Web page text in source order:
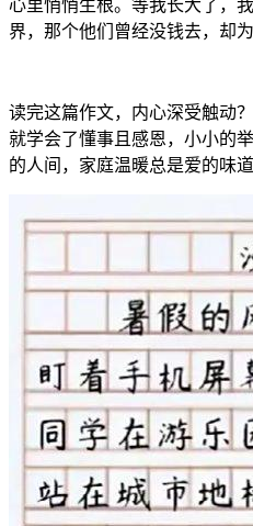
心里悄悄生根。等我长大了，
界，那个他们曾经没钱去，却
读完这篇作文，内心深受触动
就学会了懂事且感恩，小小的
的人间，家庭温暖总是爱的味道